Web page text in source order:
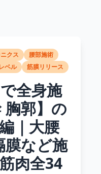
クス
腰部施術
ベル 筋膜リリース
全身施
胸郭】の
｜大腰
膜など施
肉全34